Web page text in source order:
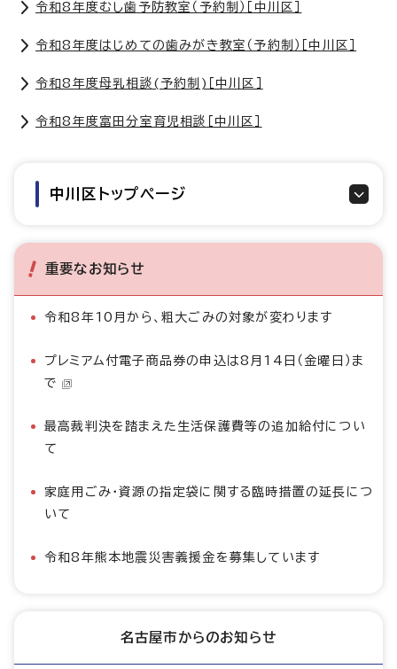
令和8年度むし歯予防教室（予約制）［中川区］
令和8年度はじめての歯みがき教室（予約制）［中川区］
令和8年度母乳相談(予約制)［中川区］
令和8年度富田分室育児相談［中川区］
中川区トップページ
重要なお知らせ
令和8年10月から、粗大ごみの対象が変わります
プレミアム付電子商品券の申込は8月14日（金曜日）ま
で
最高裁判決を踏まえた生活保護費等の追加給付につい
て
家庭用ごみ・資源の指定袋に関する臨時措置の延長につ
いて
令和8年熊本地震災害義援金を募集しています
名古屋市からのお知らせ